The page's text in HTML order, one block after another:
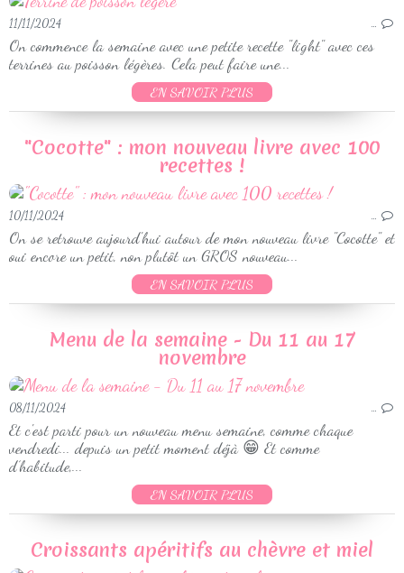
11/11/2024 …
On commence la semaine avec une petite recette "light" avec ces
terrines au poisson légères. Cela peut faire une...
EN SAVOIR PLUS
"Cocotte" : mon nouveau livre avec 100
recettes !
10/11/2024 …
On se retrouve aujourd'hui autour de mon nouveau livre "Cocotte" et
oui encore un petit, non plutôt un GROS nouveau...
EN SAVOIR PLUS
Menu de la semaine - Du 11 au 17
novembre
08/11/2024 …
Et c'est parti pour un nouveau menu semaine, comme chaque
vendredi... depuis un petit moment déjà 😁 Et comme
d’habitude,...
EN SAVOIR PLUS
Croissants apéritifs au chèvre et miel